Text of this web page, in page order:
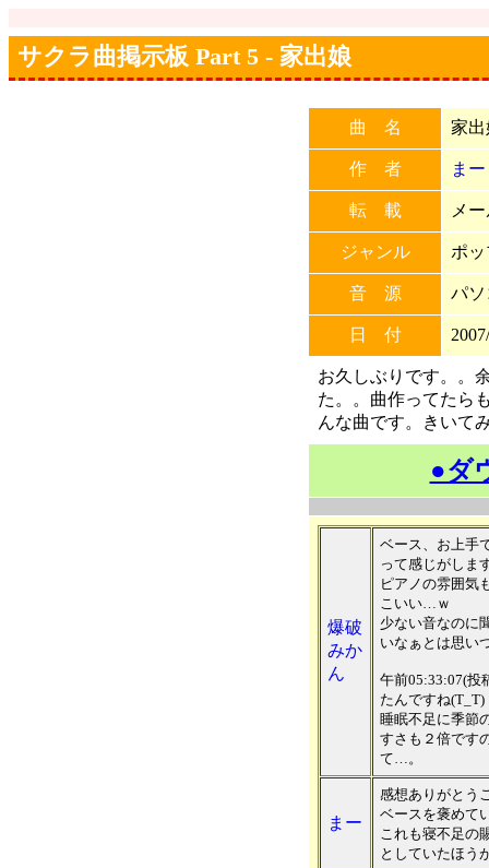
サクラ曲掲示板 Part 5 - 家出娘
曲 名 家出
作 者 まー
転 載 メ
ジャンル ポ
音 源 パ
日 付
お久しぶりです。。
た。。曲作ってたら
んな曲です。きいて
●ダ
爆破
みか
ん
ベース、お上手
って感じがしま
ピアノの雰囲気
こいい…ｗ
少ない音なのに
いなぁとは思い
午前05:33:07(投
たんですね(T_T)
睡眠不足に季節
すさも２倍です
て…。
まー
感想ありがとう
ベースを褒めて
これも寝不足の
としていたほう